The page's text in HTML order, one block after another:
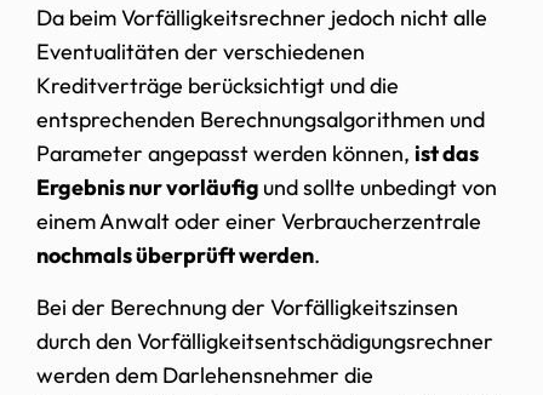
Da beim Vorfälligkeitsrechner jedoch nicht alle
Eventualitäten der verschiedenen
Kreditverträge berücksichtigt und die
entsprechenden Berechnungsalgorithmen und
Parameter angepasst werden können, ist das
Ergebnis nur vorläufig und sollte unbedingt von
einem Anwalt oder einer Verbraucherzentrale
nochmals überprüft werden.
Bei der Berechnung der Vorfälligkeitszinsen
durch den Vorfälligkeitsentschädigungsrechner
werden dem Darlehensnehmer die